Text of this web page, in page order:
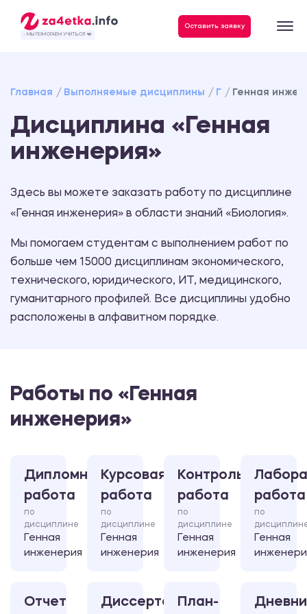
- МЫ ПОМОГАЕМ УЧИТЬСЯ ❤️
Оставить заявку
Главная Выполняемые дисциплины Г Генная
Дисциплина «Генная
инженерия»
Здесь вы можете заказать работу по дисциплине
«Генная инженерия» в области знаний «Биология».
Мы помогаем студентам с выполнением работ по
больше чем 15000 дисциплинам экономического,
технического, юридического, ИТ, медицинского,
гуманитарного профилей. Все дисциплины удобно
расположены в алфавитном порядке.
Работы по «Генная
инженерия»
Дипломная
работа
по
дисциплине
Генная
инженерия
Курсовая
работа
по
дисциплине
Генная
инженерия
Контрольная
работа
по
дисциплине
Генная
инженерия
работа
по
Генная
Отчет
ДиссертацияПлан-